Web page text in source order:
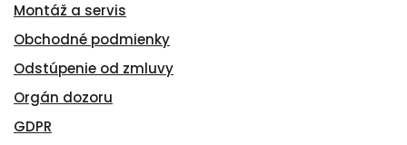
Montáž a servis
Obchodné podmienky
Odstúpenie od zmluvy
Orgán dozoru
GDPR